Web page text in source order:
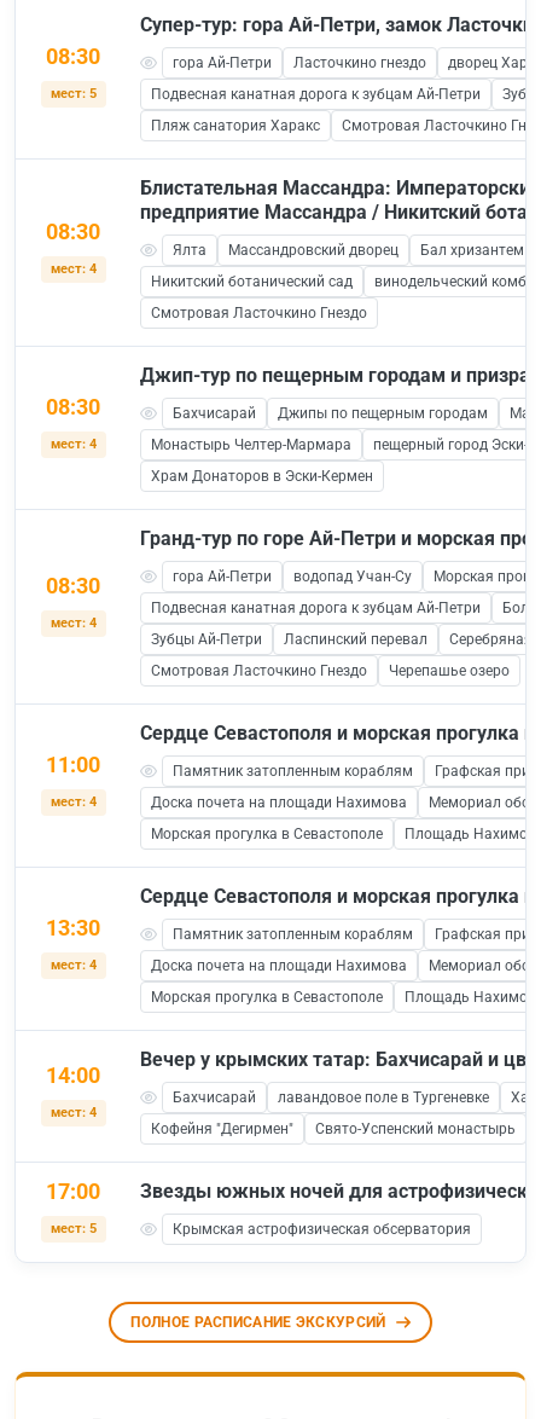
08:30
мест: 5
Супер-тур: гора Ай-Петри, замок
гора Ай-Петри Ласточкино гнездо
дворец
Подвесная канатная дорога к зубцам Ай-Петри
Пляж санатория Харакс
Смотровая Ласточкино
08:30
мест: 4
Блистательная Массандра:
предприятие Массандра / Никитский
Ялта Массандровский дворец
Бал хризантем
Никитский ботанический сад
винодельческий
Смотровая Ласточкино Гнездо
08:30
мест: 4
Джип-тур по пещерным городам и
Бахчисарай Джипы по пещерным городам
Монастырь Челтер-Мармара
пещерный город Эски-
Храм Донаторов в Эски-Кермен
08:30
мест: 4
Гранд-тур по горе Ай-Петри и морская
гора Ай-Петри водопад Учан-Су
Морская
Подвесная канатная дорога к зубцам Ай-Петри
Зубцы Ай-Петри
Ласпинский перевал
Серебряная
Смотровая Ласточкино Гнездо
Черепашье озеро
11:00
мест: 4
Сердце Севастополя и морская прогулка
Памятник затопленным кораблям
Графская
Доска почета на площади Нахимова
Мемориал
Морская прогулка в Севастополе
Площадь
13:30
мест: 4
Сердце Севастополя и морская прогулка
Памятник затопленным кораблям
Графская
Доска почета на площади Нахимова
Мемориал
Морская прогулка в Севастополе
Площадь
14:00
мест: 4
Вечер у крымских татар: Бахчисарай и
Бахчисарай лавандовое поле в Тургеневке
Кофейня "Дегирмен"
Свято-Успенский монастырь
17:00
мест: 5
Звезды южных ночей для
Крымская астрофизическая обсерватория
ПОЛНОЕ РАСПИСАНИЕ ЭКСКУРСИЙ